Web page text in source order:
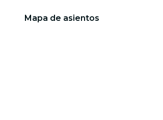
Mapa de asientos